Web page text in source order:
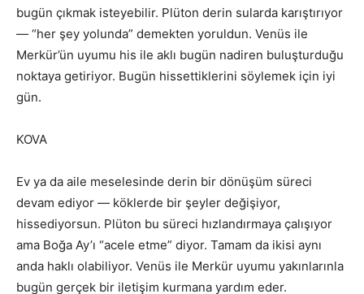
bugün çıkmak isteyebilir. Plüton derin sularda karıştırıyor
— “her şey yolunda” demekten yoruldun. Venüs ile
Merkür’ün uyumu his ile aklı bugün nadiren buluşturduğu
noktaya getiriyor. Bugün hissettiklerini söylemek için iyi
gün.
KOVA
Ev ya da aile meselesinde derin bir dönüşüm süreci
devam ediyor — köklerde bir şeyler değişiyor,
hissediyorsun. Plüton bu süreci hızlandırmaya çalışıyor
ama Boğa Ay’ı “acele etme” diyor. Tamam da ikisi aynı
anda haklı olabiliyor. Venüs ile Merkür uyumu yakınlarınla
bugün gerçek bir iletişim kurmana yardım eder.